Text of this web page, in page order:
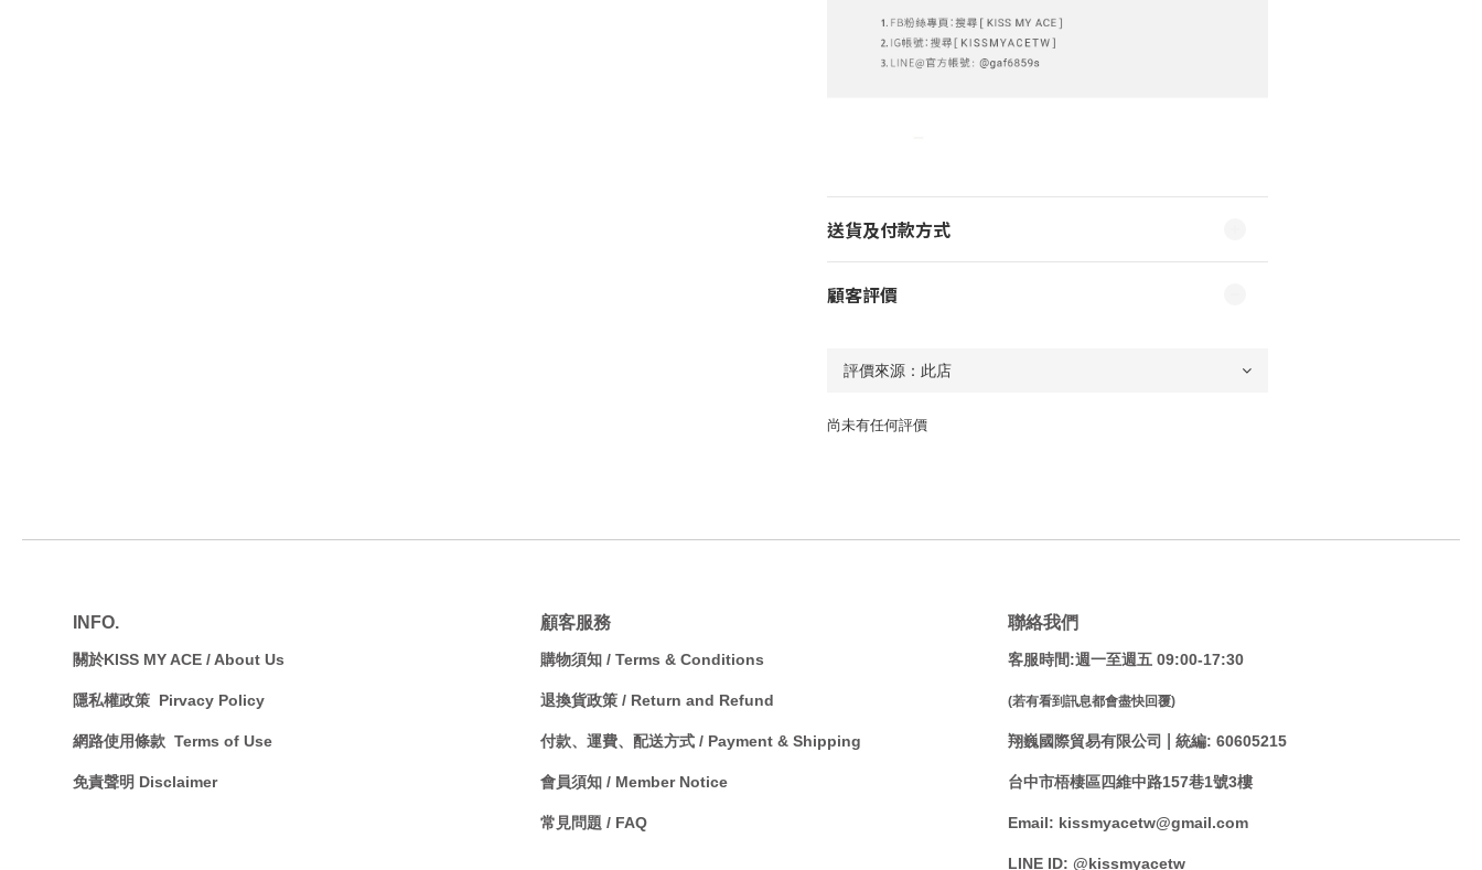
送貨及付款方式
顧客評價
尚未有任何評價
INFO.
關於KISS MY ACE / About Us
隱私權政策 Pirvacy Policy
網路使用條款 Terms of Use
免責聲明 Disclaimer
顧客服務
購物須知 / Terms & Conditions
退換貨政策 / Return and Refund
付款、運費、配送方式 / Payment & Shipping
會員須知 / Member Notice
常見問題 / FAQ
聯絡我們
客服時間:週一至週五 09:00-17:30
(若有看到訊息都會盡快回覆)
翔巍國際貿易有限公司 統編: 60605215
台中市梧棲區四維中路157巷1號3樓
Email: kissmyacetw@gmail.com
LINE ID: @kissmyacetw